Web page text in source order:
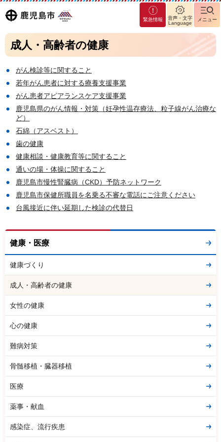
鹿児島
市
マグ
マシ
ティ
鹿児
島市
緊急情報
音声・文字
Language
メニュー
成人・高齢者の健康
がん検診等に関すること
若年がん患者に対する療養支援事業
がん患者アピアランスケア支援事業
鹿児島県のがん情報・対策（妊孕性温存療法、粒子線がん治療な
ど）
石綿（アスベスト）
歯の健康
健康相談・健康教育等に関すること
通いの場・体操に関すること
鹿児島市慢性腎臓病（CKD）予防ネットワーク
鹿児島市保健所職員を名乗る不審な電話にご注意ください
台風接近に伴い延期した検診の代替日
健康・医療
健康づくり
成人・高齢者の健康
女性の健康
心の健康
難病対策
骨髄移植・臓器移植
医療
薬事・献血
感染症、流行疾患